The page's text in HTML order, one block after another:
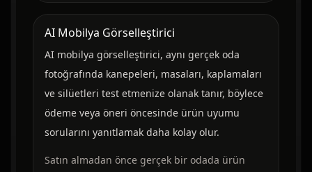
AI Mobilya Görselleştirici
AI mobilya görselleştirici, aynı gerçek oda
fotoğrafında kanepeleri, masaları, kaplamaları
ve silüetleri test etmenize olanak tanır, böylece
ödeme veya öneri öncesinde ürün uyumu
sorularını yanıtlamak daha kolay olur.
Satın almadan önce gerçek bir odada ürün